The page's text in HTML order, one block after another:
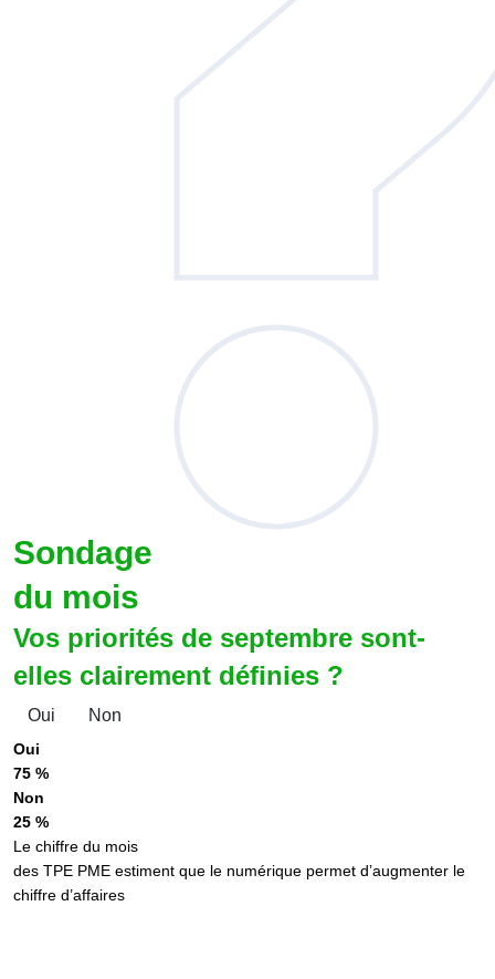
Sondage
du mois
Vos priorités de septembre sont-
elles clairement définies ?
Oui Non
Oui
75 %
Non
25 %
Le chiffre du mois
des TPE PME estiment que le numérique permet d’augmenter le
chiffre d’affaires